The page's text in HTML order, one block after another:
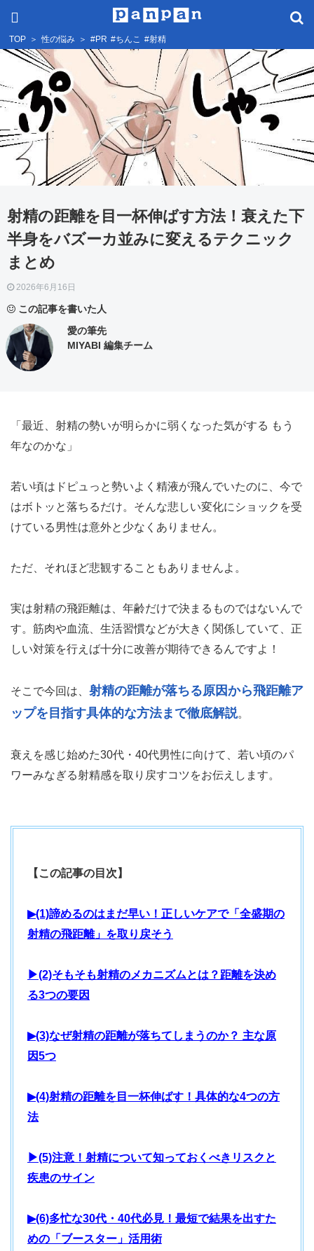
TOP ＞ 性の悩み ＞ #PR #ちんこ #射精
射精の距離を目一杯伸ばす方法！衰えた下
半身をバズーカ並みに変えるテクニック
まとめ
2026年6月16日
この記事を書いた人
愛の筆先
MIYABI 編集チーム
「最近、射精の勢いが明らかに弱くなった気がする もう
年なのかな」
若い頃はドピュっと勢いよく精液が飛んでいたのに、今で
はボトッと落ちるだけ。そんな悲しい変化にショックを受
けている男性は意外と少なくありません。
ただ、それほど悲観することもありませんよ。
実は射精の飛距離は、年齢だけで決まるものではないんで
す。筋肉や血流、生活習慣などが大きく関係していて、正
しい対策を行えば十分に改善が期待できるんですよ！
そこで今回は、 射精の距離が落ちる原因から飛距離ア
ップを目指す具体的な方法まで徹底解説。
衰えを感じ始めた30代・40代男性に向けて、若い頃のパ
ワーみなぎる射精感を取り戻すコツをお伝えします。
【この記事の目次】
▶(1)諦めるのはまだ早い！正しいケアで「全盛期の
射精の飛距離」を取り戻そう
▶(2)そもそも射精のメカニズムとは？距離を決め
る3つの要因
▶(3)なぜ射精の距離が落ちてしまうのか？ 主な原
因5つ
▶(4)射精の距離を目一杯伸ばす！具体的な4つの方
法
▶(5)注意！射精について知っておくべきリスクと
疾患のサイン
▶(6)多忙な30代・40代必見！最短で結果を出すた
めの「ブースター」活用術